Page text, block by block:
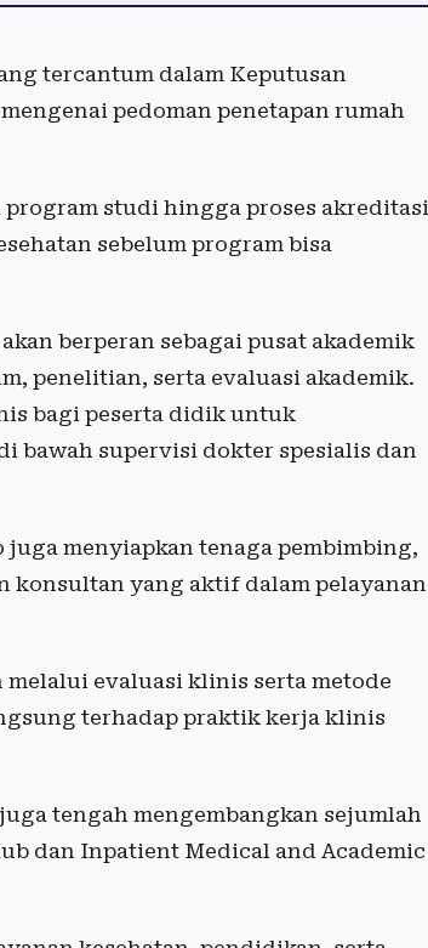
tercantum dalam Keputusan
pedoman penetapan rumah
studi hingga proses akreditasi
sebelum program bisa
berperan sebagai pusat akademik
penelitian, serta evaluasi akademik.
bagi peserta didik untuk
bawah supervisi dokter spesialis dan
menyiapkan tenaga pembimbing,
konsultan yang aktif dalam pelayanan
evaluasi klinis serta metode
terhadap praktik kerja klinis
tengah mengembangkan sejumlah
dan Inpatient Medical and Academic